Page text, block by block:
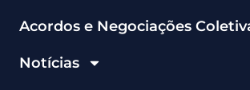
Acordos e Negociações
Notícias